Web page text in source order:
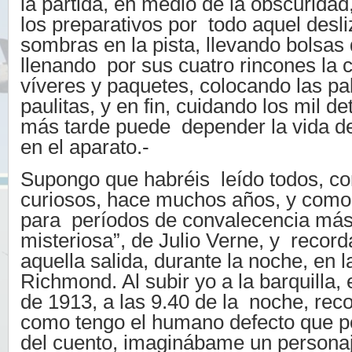
los preparativos por todo aquel
sombras en la pista, llevando bolsas
llenando por sus cuatro rincones la
víveres y paquetes, colocando las
paulitas, y en fin, cuidando los mil
más tarde puede depender la vida
en el aparato.-
Supongo que habréis leído todos,
curiosos, hace muchos años, y
para períodos de convalecencia
misteriosa”, de Julio Verne, y
aquella salida, durante la noche, en
Richmond. Al subir yo a la barquilla,
de 1913, a las 9.40 de la noche,
como tengo el humano defecto que
del cuento, imaginábame un